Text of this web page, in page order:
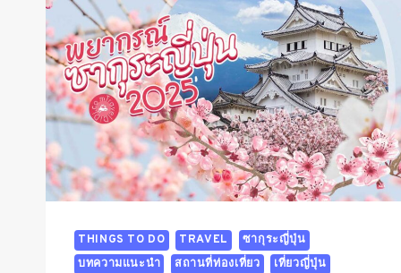
THINGS TO DO TRAVEL
ซากุระญี่ปุ่น
บทความแนะนำ
สถานที่ท่องเที่ยว
เที่ยวญี่ปุ่น